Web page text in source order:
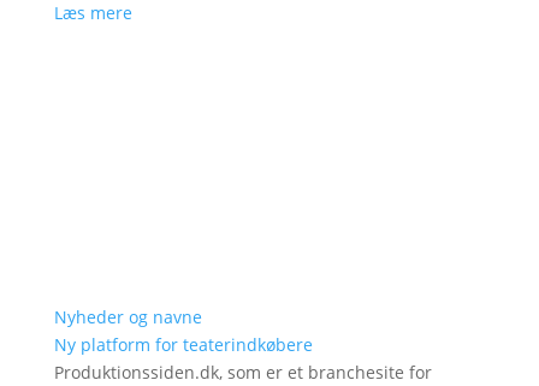
Læs mere
Nyheder og navne
Ny platform for teaterindkøbere
Produktionssiden.dk, som er et branchesite for